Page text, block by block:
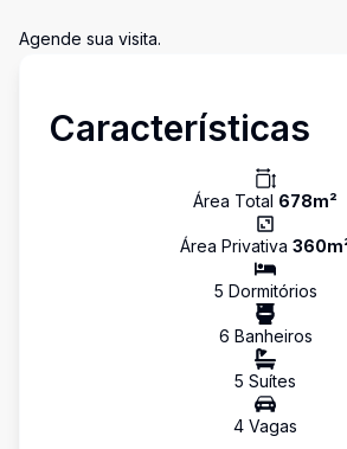
Agende sua visita.
Características
Área Total 678m²
Área Privativa 360
5 Dormitórios
6 Banheiros
5 Suítes
4 Vagas